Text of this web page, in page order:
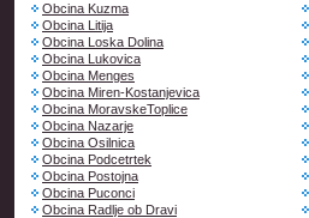
Obcina Kuzma
Obcina Litija
Obcina Loska Dolina
Obcina Lukovica
Obcina Menges
Obcina Miren-Kostanjevica
Obcina MoravskeToplice
Obcina Nazarje
Obcina Osilnica
Obcina Podcetrtek
Obcina Postojna
Obcina Puconci
Obcina Radlje ob Dravi